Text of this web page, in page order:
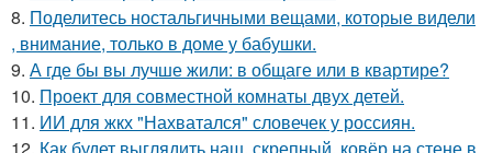
8. Поделитесь ностальгичными вещами, которые видели
, внимание, только в доме у бабушки.
9. А где бы вы лучше жили: в общаге или в квартире?
10. Проект для совместной комнаты двух детей.
11. ИИ для жкх "Нахватался" словечек у россиян.
12. Как будет выглядить наш, скрепный, ковёр на стене в